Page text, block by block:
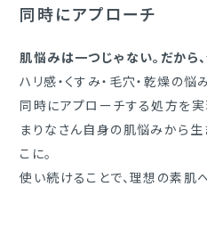
同時にアプローチ
肌悩みは一つじゃない。だから
ハリ感・くすみ・毛穴・乾燥の悩
同時にアプローチする処方を実
まりなさん自身の肌悩みから生
こに。
使い続けることで、理想の素肌